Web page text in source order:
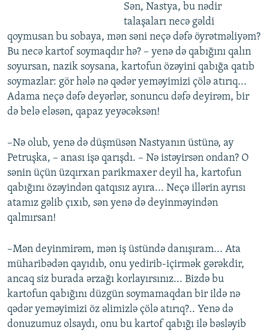
Sən, Nastya, bu nədir
talaşaları necə gəldi
qoymusan bu sobaya, mən səni neçə dəfə öyrətməliyəm?
Bu necə kartof soymaqdır hə? – yenə də qabığını qalın
soyursan, nazik soysana, kartofun özəyini qabığa qatıb
soymazlar: gör hələ nə qədər yeməyimizi çölə atırıq...
Adama neçə dəfə deyərlər, sonuncu dəfə deyirəm, bir
də belə eləsən, qapaz yeyəcəksən!
–Nə olub, yenə də düşmüsən Nastyanın üstünə, ay
Petruşka, – anası işə qarışdı. – Nə istəyirsən ondan? O
sənin üçün üzqırxan parikmaxer deyil ha, kartofun
qabığını özəyindən qatqısız ayıra... Neçə illərin ayrısı
atamız gəlib çıxıb, sən yenə də deyinməyindən
qalmırsan!
–Mən deyinmirəm, mən iş üstündə danışıram... Ata
müharibədən qayıdıb, onu yedirib-içirmək gərəkdir,
ancaq siz burada ərzağı korlayırsınız... Bizdə bu
kartofun qabığını düzgün soymamaqdan bir ildə nə
qədər yeməyimizi öz əlimizlə çölə atırıq?.. Yenə də
donuzumuz olsaydı, onu bu kartof qabığı ilə bəsləyib